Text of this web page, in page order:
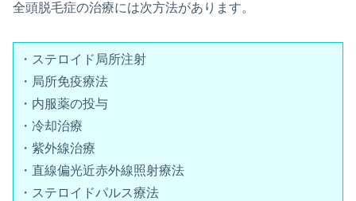
全頭脱毛症の治療には次方法があります。
・ステロイド局所注射
・局所免疫療法
・内服薬の投与
・冷却治療
・紫外線治療
・直線偏光近赤外線照射療法
・ステロイドパルス療法